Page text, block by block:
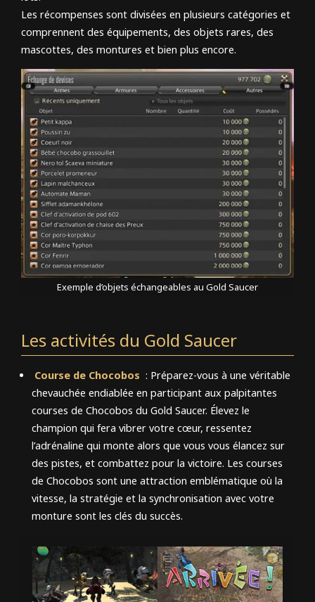
Les récompenses sont divisées en plusieurs catégories et
comprennent des équipements, des objets rares, des
mascottes, des montures et bien plus encore.
Exemple d’objets échangeables au Gold Saucer
Les activités du Gold Saucer
Course de Chocobos : Préparez-vous à une véritable
chevauchée endiablée en participant aux palpitantes
courses de Chocobos du Gold Saucer. Élevez le
champion qui fera vibrer votre cœur, ressentez
l’adrénaline qui monte alors que vous vous élancez sur
des pistes, et combattez pour la victoire. Les courses
de Chocobos sont une attraction emblématique où la
vitesse, la stratégie et la synchronisation avec votre
monture sont les clés du succès.